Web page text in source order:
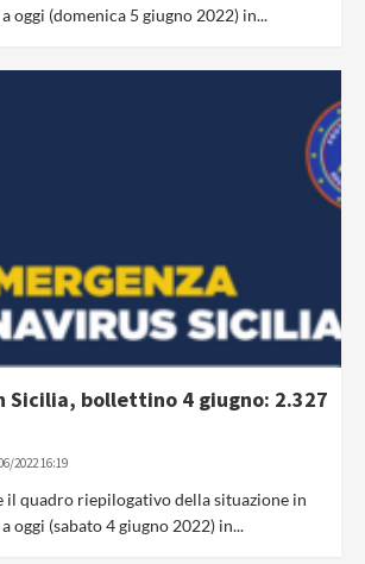
oggi (domenica 5 giugno 2022) in...
Sicilia, bollettino 4 giugno: 2.327
2022 16:19
il quadro riepilogativo della situazione in
oggi (sabato 4 giugno 2022) in...